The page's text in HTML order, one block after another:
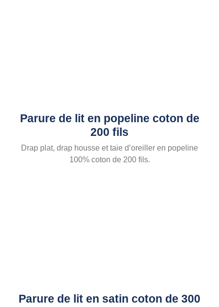
Parure de lit en popeline coton de
200 fils
Drap plat, drap housse et taie d’oreiller en popeline
100% coton de 200 fils.
Parure de lit en satin coton de 300